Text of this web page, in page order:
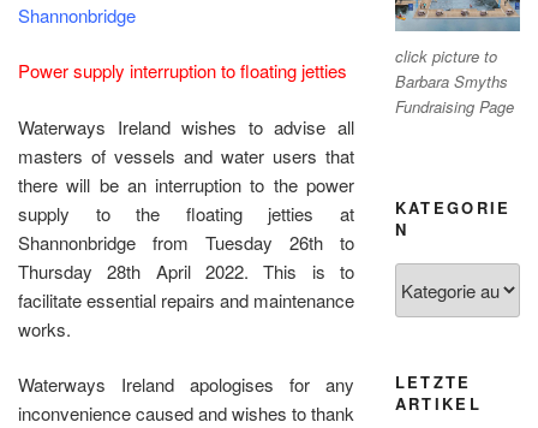
Shannonbridge
Power supply interruption to floating jetties
Waterways Ireland wishes to advise all
masters of vessels and water users that
there will be an interruption to the power
supply to the floating jetties at
Shannonbridge from Tuesday 26th to
Thursday 28th April 2022. This is to
facilitate essential repairs and maintenance
works.
Waterways Ireland apologises for any
inconvenience caused and wishes to thank
click picture to
Barbara Smyths
Fundraising Page
KATEGORIE
N
LETZTE
ARTIKEL